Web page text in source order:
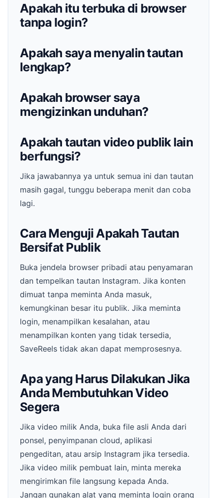
Apakah itu terbuka di browser
tanpa login?
Apakah saya menyalin tautan
lengkap?
Apakah browser saya
mengizinkan unduhan?
Apakah tautan video publik lain
berfungsi?
Jika jawabannya ya untuk semua ini dan tautan
masih gagal, tunggu beberapa menit dan coba
lagi.
Cara Menguji Apakah Tautan
Bersifat Publik
Buka jendela browser pribadi atau penyamaran
dan tempelkan tautan Instagram. Jika konten
dimuat tanpa meminta Anda masuk,
kemungkinan besar itu publik. Jika meminta
login, menampilkan kesalahan, atau
menampilkan konten yang tidak tersedia,
SaveReels tidak akan dapat memprosesnya.
Apa yang Harus Dilakukan Jika
Anda Membutuhkan Video
Segera
Jika video milik Anda, buka file asli Anda dari
ponsel, penyimpanan cloud, aplikasi
pengeditan, atau arsip Instagram jika tersedia.
Jika video milik pembuat lain, minta mereka
mengirimkan file langsung kepada Anda.
Jangan gunakan alat yang meminta login orang